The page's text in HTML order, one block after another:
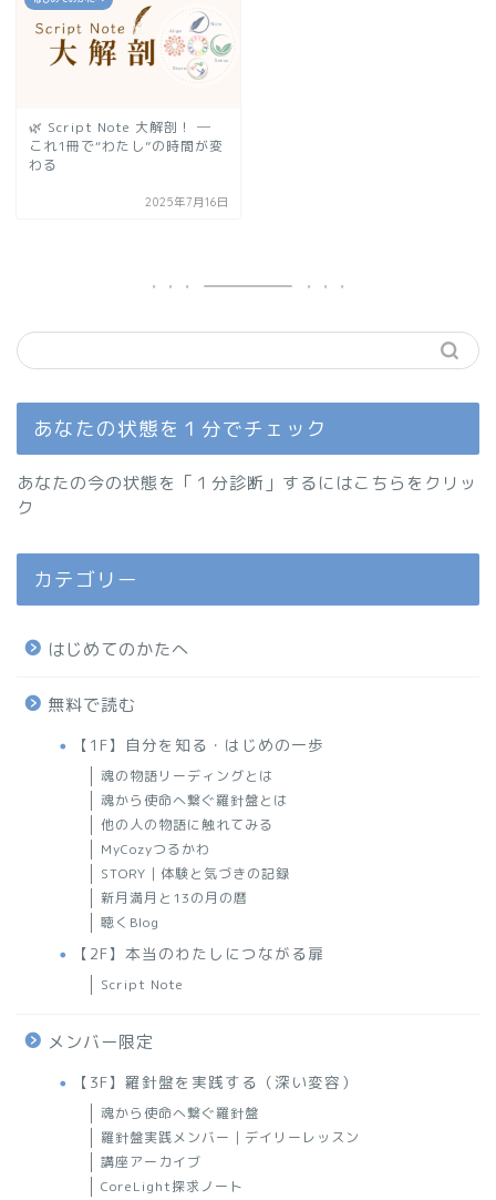
🌿 Script Note 大解剖！ ─
これ1冊で“わたし”の時間が変
わる
2025年7月16日
あなたの状態を１分でチェック
あなたの今の状態を「１分診断」するにはこちらをクリッ
ク
カテゴリー
はじめてのかたへ
無料で読む
【1F】自分を知る・はじめの一歩
魂の物語リーディングとは
魂から使命へ繋ぐ羅針盤とは
他の人の物語に触れてみる
MyCozyつるかわ
STORY｜体験と気づきの記録
新月満月と13の月の暦
聴くBlog
【2F】本当のわたしにつながる扉
Script Note
メンバー限定
【3F】羅針盤を実践する（深い変容）
魂から使命へ繋ぐ羅針盤
羅針盤実践メンバー｜デイリーレッスン
講座アーカイブ
CoreLight探求ノート